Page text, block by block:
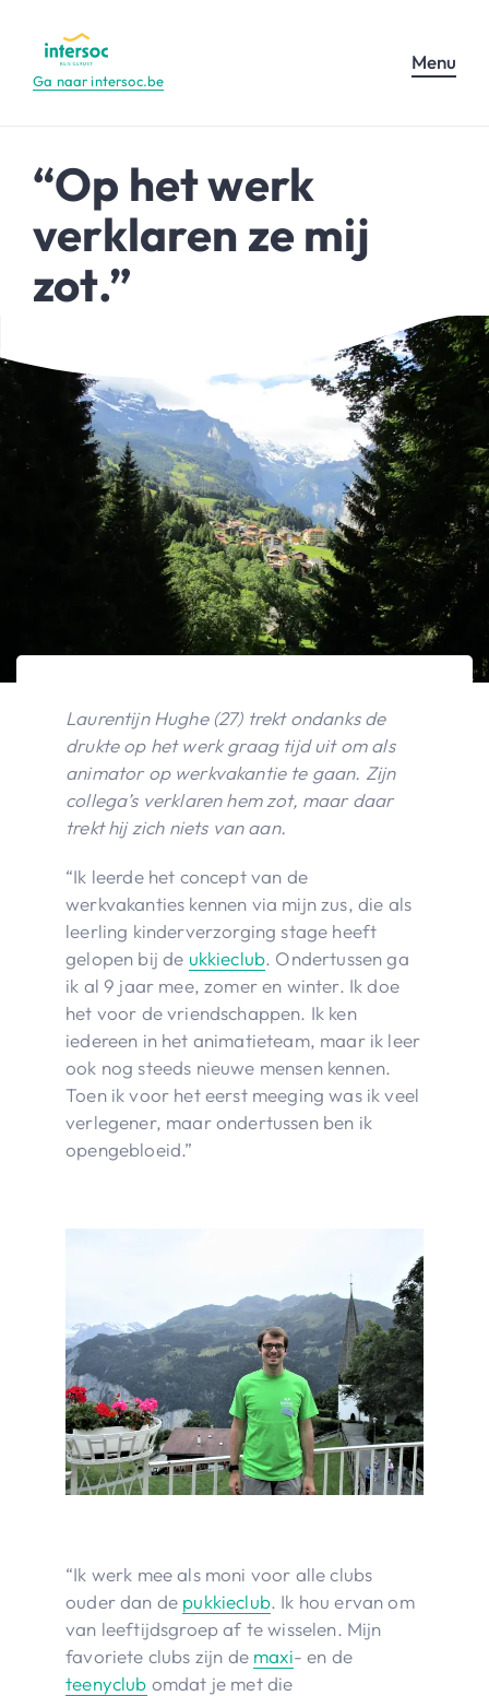
Ga naar intersoc.be
Menu
“Op het werk
verklaren ze mij
zot.”
Laurentijn Hughe (27) trekt ondanks de
drukte op het werk graag tijd uit om als
animator op werkvakantie te gaan. Zijn
collega’s verklaren hem zot, maar daar
trekt hij zich niets van aan.
“Ik leerde het concept van de
werkvakanties kennen via mijn zus, die als
leerling kinderverzorging stage heeft
gelopen bij de ukkieclub. Ondertussen ga
ik al 9 jaar mee, zomer en winter. Ik doe
het voor de vriendschappen. Ik ken
iedereen in het animatieteam, maar ik leer
ook nog steeds nieuwe mensen kennen.
Toen ik voor het eerst meeging was ik veel
verlegener, maar ondertussen ben ik
opengebloeid.”
“Ik werk mee als moni voor alle clubs
ouder dan de pukkieclub. Ik hou ervan om
van leeftijdsgroep af te wisselen. Mijn
favoriete clubs zijn de maxi- en de
teenyclub omdat je met die